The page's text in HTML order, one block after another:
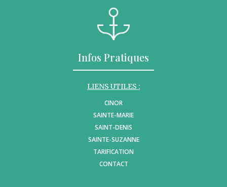
Infos Pratiques
LIENS UTILES :
CINOR
SAINTE-MARIE
SAINT-DENIS
SAINTE-SUZANNE
TARIFICATION
CONTACT